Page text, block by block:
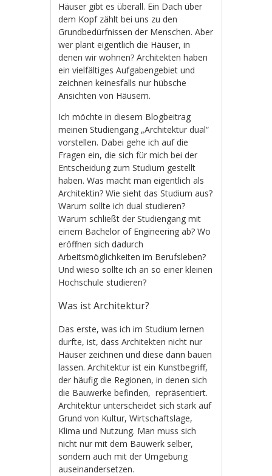
Häuser gibt es überall. Ein Dach über
dem Kopf zählt bei uns zu den
Grundbedürfnissen der Menschen. Aber
wer plant eigentlich die Häuser, in
denen wir wohnen? Architekten haben
ein vielfältiges Aufgabengebiet und
zeichnen keinesfalls nur hübsche
Ansichten von Häusern.
Ich möchte in diesem Blogbeitrag
meinen Studiengang „Architektur dual“
vorstellen. Dabei gehe ich auf die
Fragen ein, die sich für mich bei der
Entscheidung zum Studium gestellt
haben. Was macht man eigentlich als
Architektin? Wie sieht das Studium aus?
Warum sollte ich dual studieren?
Warum schließt der Studiengang mit
einem Bachelor of Engineering ab? Wo
eröffnen sich dadurch
Arbeitsmöglichkeiten im Berufsleben?
Und wieso sollte ich an so einer kleinen
Hochschule studieren?
Was ist Architektur?
Das erste, was ich im Studium lernen
durfte, ist, dass Architekten nicht nur
Häuser zeichnen und diese dann bauen
lassen. Architektur ist ein Kunstbegriff,
der häufig die Regionen, in denen sich
die Bauwerke befinden, repräsentiert.
Architektur unterscheidet sich stark auf
Grund von Kultur, Wirtschaftslage,
Klima und Nutzung. Man muss sich
nicht nur mit dem Bauwerk selber,
sondern auch mit der Umgebung
auseinandersetzen.